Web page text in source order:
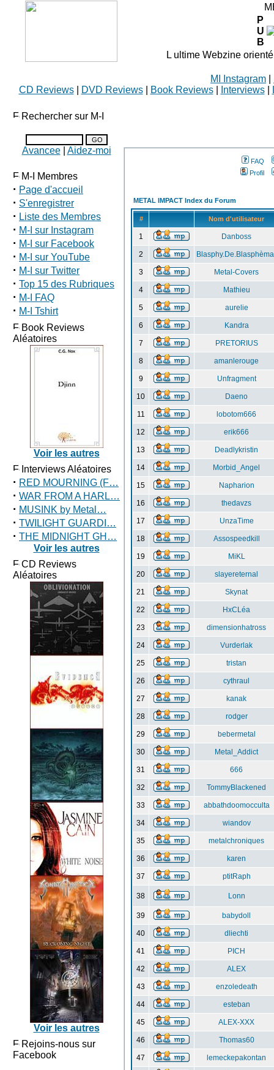
P
U
B
L ultime Webzine
MI Instagram
CD Reviews| DVD Reviews| Book Reviews| Interviews|
Rechercher sur M-I
Avancee| Aidez-moi
M-I Membres
· Page d'accueil
· S'enregistrer
· Liste des Membres
· M-I sur Instagram
· M-I sur Facebook
· M-I sur YouTube
· M-I sur Twitter
· Top 15 des Rubriques
· M-I FAQ
· M-I Tshirt
Book Reviews
Aléatoires
Voir les autres
Interviews Aléatoires
· RED MOURNING (F…
· WAR FROM A HARL…
· MUSINK by Metal…
· TWILIGHT GUARDI…
· THE MIDNIGHT GH…
Voir les autres
CD Reviews
Aléatoires
Voir les autres
Rejoins-nous sur
Facebook
FAQ
Profil
METAL IMPACT Index du Forum
# Nom d'utilisateur
1 Danboss
2
3 Metal-Covers
4 Mathieu
5 aurelie
6 Kandra
7 PRETORIUS
8 amanlerouge
9 Unfragment
10 Daeno
11 lobotom666
12 erik666
13 Deadlykristin
14 Morbid_Angel
15 Napharion
16 thedavzs
17 UnzaTime
18 Assospeedkill
19 MiKL
20 slayereternal
21 Skynat
22 HxCLéa
23 dimensionhatross
24 Vurderlak
25 tristan
26 cythraul
27 kanak
28 rodger
29 bebermetal
30 Metal_Addict
31 666
32 TommyBlackened
33 abbathdoomocculta
34 wiandov
35 metalchroniques
36 karen
37 ptitRaph
38 Lonn
39 babydoll
40 dliechti
41 PICH
42 ALEX
43 enzoledeath
44 esteban
45 ALEX-XXX
46 Thomas60
47 lemeckepakontan